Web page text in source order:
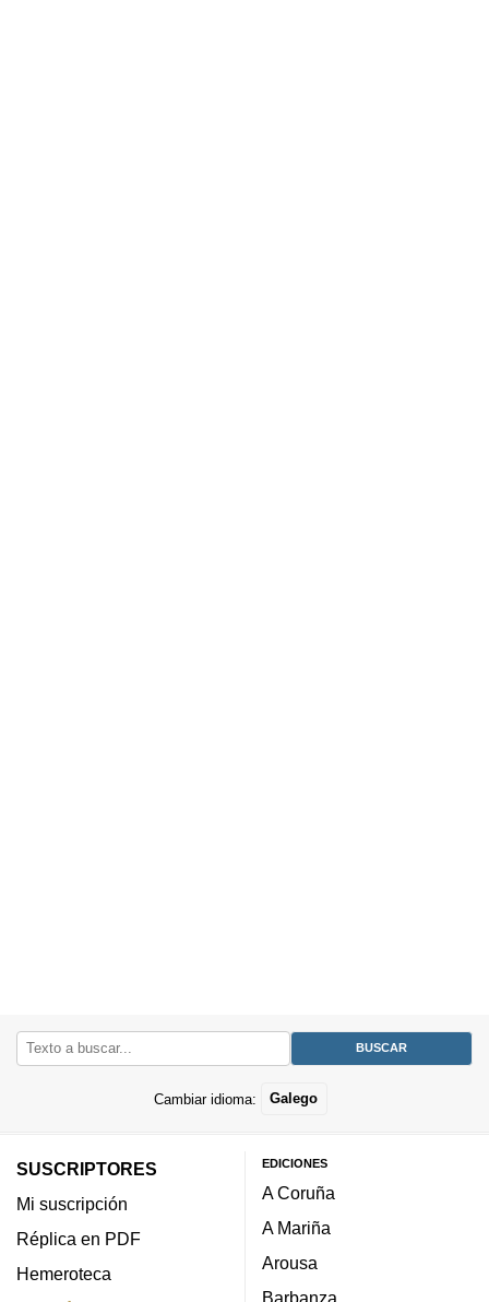
Cambiar idioma: Galego
SUSCRIPTORES
Mi suscripción
Réplica en PDF
Hemeroteca
EDICIONES
A Coruña
A Mariña
Arousa
Barbanza